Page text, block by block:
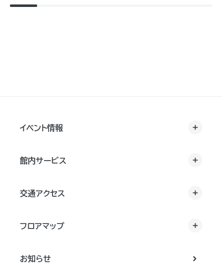
イベント情報
館内サービス
交通アクセス
フロアマップ
お知らせ